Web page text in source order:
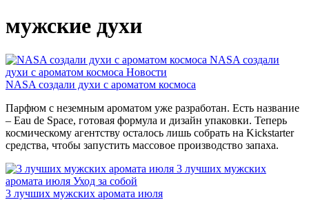
мужские духи
NASA создали
духи с ароматом космоса Новости
NASA создали духи с ароматом космоса
Парфюм с неземным ароматом уже разработан. Есть название
– Eau de Space, готовая формула и дизайн упаковки. Теперь
космическому агентству осталось лишь собрать на Kickstarter
средства, чтобы запустить массовое производство запаха.
3 лучших мужских
аромата июля Уход за собой
3 лучших мужских аромата июля